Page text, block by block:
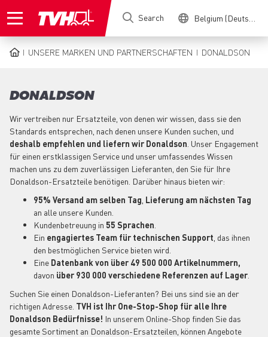
to
Search Belgium (Deutsch)
UNSERE MARKEN UND PARTNERSCHAFTEN DONALDSON
DONALDSON
Wir vertreiben nur Ersatzteile, von denen wir wissen, dass sie den
Standards entsprechen, nach denen unsere Kunden suchen, und
deshalb empfehlen und liefern wir Donaldson . Unser Engagement
für einen erstklassigen Service und unser umfassendes Wissen
machen uns zu dem zuverlässigen Lieferanten, den Sie für Ihre
Donaldson-Ersatzteile benötigen. Darüber hinaus bieten wir:
95% Versand am selben Tag Lieferung am nächsten Tag
an alle unsere Kunden.
Kundenbetreuung in 55 Sprachen
Ein engagiertes Team für technischen Support , das ihnen
den bestmöglichen Service bieten wird.
Eine Datenbank von über 49 500 000 Artikelnummern,
davon über 930 000 verschiedene Referenzen auf Lager
Suchen Sie einen Donaldson-Lieferanten? Bei uns sind sie an der
richtigen Adresse. TVH ist Ihr One-Stop-Shop für alle Ihre
Donaldson Bedürfnisse! In unserem Online-Shop finden Sie das
gesamte Sortiment an Donaldson-Ersatzteilen, können Angebote